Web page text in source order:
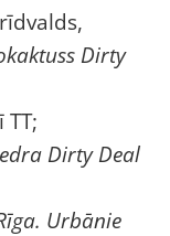
Dirty
TT;
Dirty Deal
Urbānie